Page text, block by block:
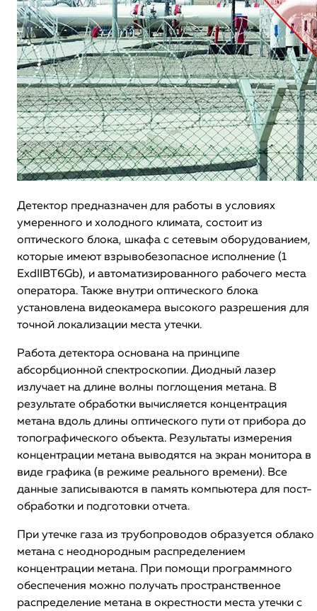
Детектор предназначен для работы в условиях
умеренного и холодного климата, состоит из
оптического блока, шкафа с сетевым оборудованием,
которые имеют взрывобезопасное исполнение (1
ExdIIBT6Gb), и автоматизированного рабочего места
оператора. Также внутри оптического блока
установлена видеокамера высокого разрешения для
точной локализации места утечки.
Работа детектора основана на принципе
абсорбционной спектроскопии. Диодный лазер
излучает на длине волны поглощения метана. В
результате обработки вычисляется концентрация
метана вдоль длины оптического пути от прибора до
топографического объекта. Результаты измерения
концентрации метана выводятся на экран монитора в
виде графика (в режиме реального времени). Все
данные записываются в память компьютера для пост-
обработки и подготовки отчета.
При утечке газа из трубопроводов образуется облако
метана с неоднородным распределением
концентрации метана. При помощи программного
обеспечения можно получать пространственное
распределение метана в окрестности места утечки с